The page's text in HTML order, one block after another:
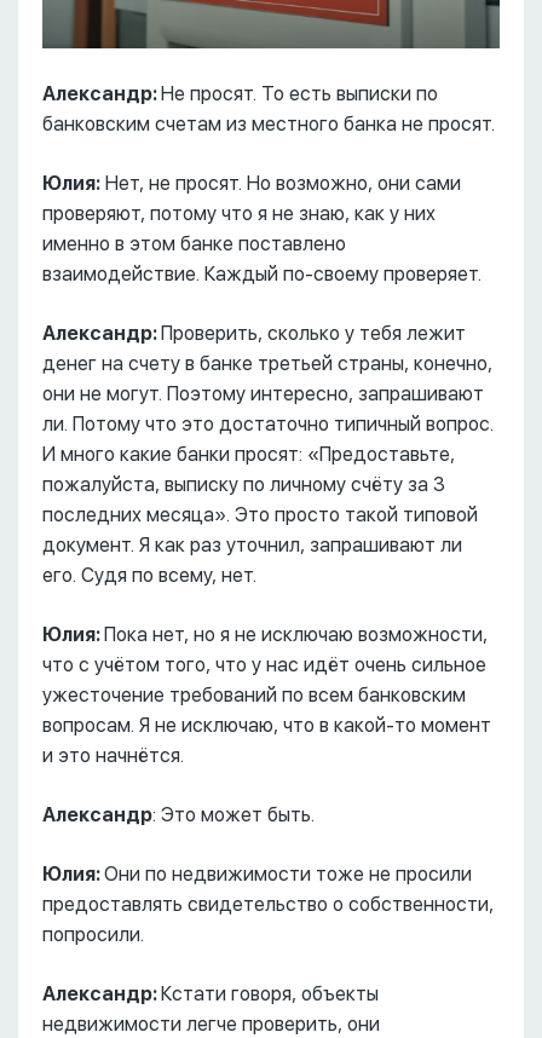
Александр: Не просят. То есть выписки по
банковским счетам из местного банка не просят.
Юлия: Нет, не просят. Но возможно, они сами
проверяют, потому что я не знаю, как у них
именно в этом банке поставлено
взаимодействие. Каждый по-своему проверяет.
Александр: Проверить, сколько у тебя лежит
денег на счету в банке третьей страны, конечно,
они не могут. Поэтому интересно, запрашивают
ли. Потому что это достаточно типичный вопрос.
И много какие банки просят: «Предоставьте,
пожалуйста, выписку по личному счёту за 3
последних месяца». Это просто такой типовой
документ. Я как раз уточнил, запрашивают ли
его. Судя по всему, нет.
Юлия: Пока нет, но я не исключаю возможности,
что с учётом того, что у нас идёт очень сильное
ужесточение требований по всем банковским
вопросам. Я не исключаю, что в какой-то момент
и это начнётся.
Александр: Это может быть.
Юлия:Они по недвижимости тоже не просили
предоставлять свидетельство о собственности,
попросили.
Александр: Кстати говоря, объекты
недвижимости легче проверить, они